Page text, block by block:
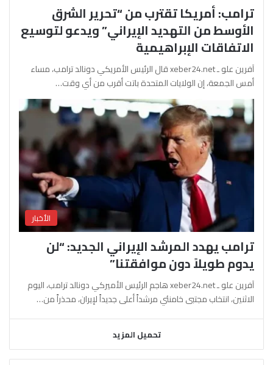
ترامب: أمريكا تقترب من “تحرير الشرق
الأوسط من التهديد الإيراني” ويدعو لتوسيع
الاتفاقات الإبراهيمية
آفرين علو ـ xeber24.net قال الرئيس الأمريكي دونالد ترامب، مساء
أمس الجمعة، إن الولايات المتحدة باتت أقرب من أي وقت…
الأخبار
ترامب يهدد المرشد الإيراني الجديد: “لن
يدوم طويلاً دون موافقتنا”
آفرين علو ـ xeber24.net هاجم الرئيس الأميركي دونالد ترامب، اليوم
الاثنين، انتخاب مجتبى خامنئي مرشداً أعلى جديداً لإيران، محذراً من…
تحميل المزيد